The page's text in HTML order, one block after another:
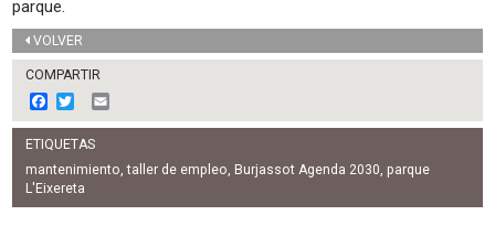
parque.
VOLVER
COMPARTIR
F
a
c
e
b
o
o
w
i
t
t
e
r
m
l
ETIQUETAS
mantenimiento,taller de empleo, Burjassot Agenda 2030, parque
L'Eixereta